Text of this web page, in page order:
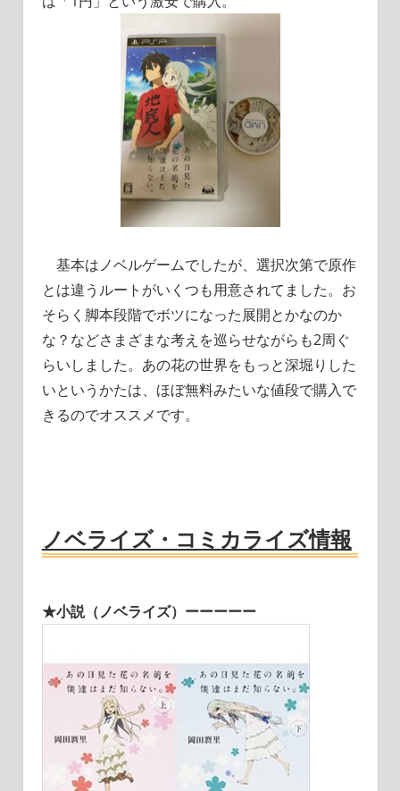
基本はノベルゲームでしたが、選択次第で原作
とは違うルートがいくつも用意されてました。お
そらく脚本段階でボツになった展開とかなのか
な？などさまざまな考えを巡らせながらも2周ぐ
らいしました。あの花の世界をもっと深堀りした
いというかたは、ほぼ無料みたいな値段で購入で
きるのでオススメです。
ノベライズ・コミカライズ情報
★小説（ノベライズ）ーーーーー